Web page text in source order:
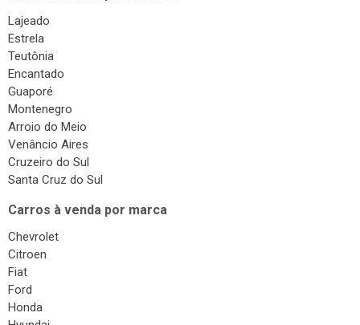
Lajeado
Estrela
Teutônia
Encantado
Guaporé
Montenegro
Arroio do Meio
Venâncio Aires
Cruzeiro do Sul
Santa Cruz do Sul
Carros à venda por marca
Chevrolet
Citroen
Fiat
Ford
Honda